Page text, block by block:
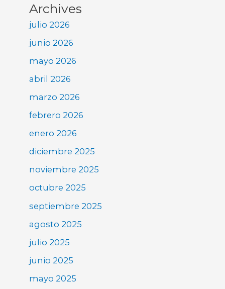
Archives
julio 2026
junio 2026
mayo 2026
abril 2026
marzo 2026
febrero 2026
enero 2026
diciembre 2025
noviembre 2025
octubre 2025
septiembre 2025
agosto 2025
julio 2025
junio 2025
mayo 2025